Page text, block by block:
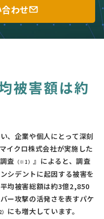
わせ
被害額は約
、企業や個⼈にとって深刻
イクロ株式会社が実施した
査 （※1）』によると、調査
シデントに起因する被害を
均被害総額は約3億2,850
ー攻撃の活発さを表すパケ
にも増⼤しています。